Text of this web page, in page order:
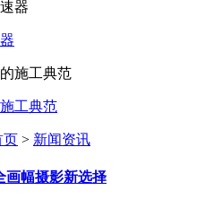
工典范
页 > 新闻资讯
画幅摄影新选择